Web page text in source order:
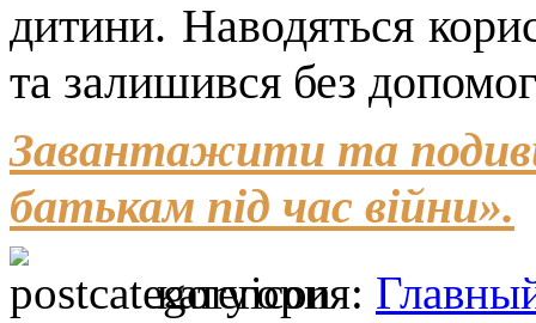
дитини. Наводяться
та залишився без
Завантажити та
батькам під час війни».
категория: